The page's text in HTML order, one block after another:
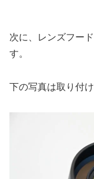
次に、レンズフー
す。
下の写真は取り付